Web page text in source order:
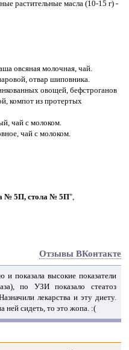
растительные масла (10-15 г) -
овсяная молочная, чай.
отвар шиповника.
овощей, бефстроганов
компот из протертых
чай с молоком.
чай с молоком.
№ 5П, стола № 5П",
Отзывы ВКонтакте
показала высокие показатели
по УЗИ показало стеатоз
лекарства и эту диету.
ней сидеть, то это жопа. :(